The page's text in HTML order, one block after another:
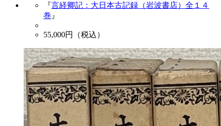
『言経卿記：大日本古記録（岩波書店）全１４
巻 』
55,000円（税込）